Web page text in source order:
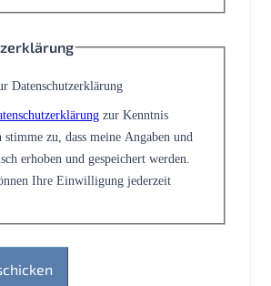
Datenschutzerklärung
zur Kenntnis
zu, dass meine Angaben und
erhoben und gespeichert werden.
Ihre Einwilligung jederzeit